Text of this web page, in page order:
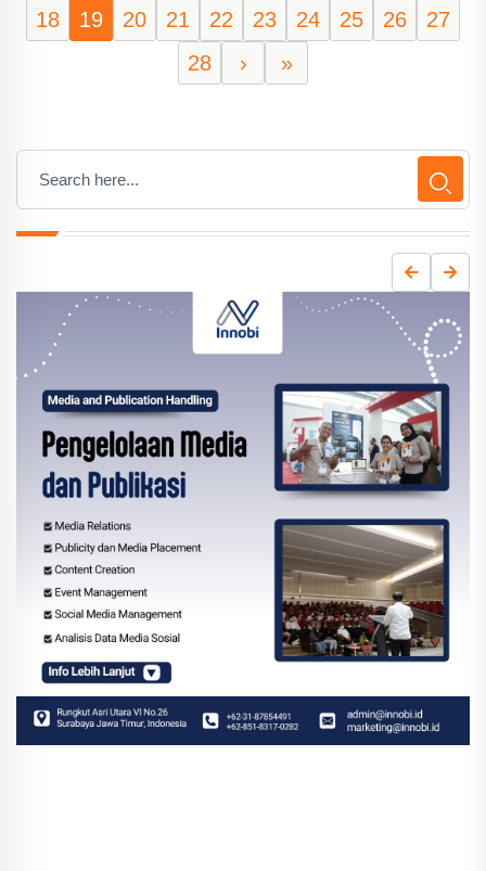
18
19 20 21 22 23 24 25 26
27
28
› »